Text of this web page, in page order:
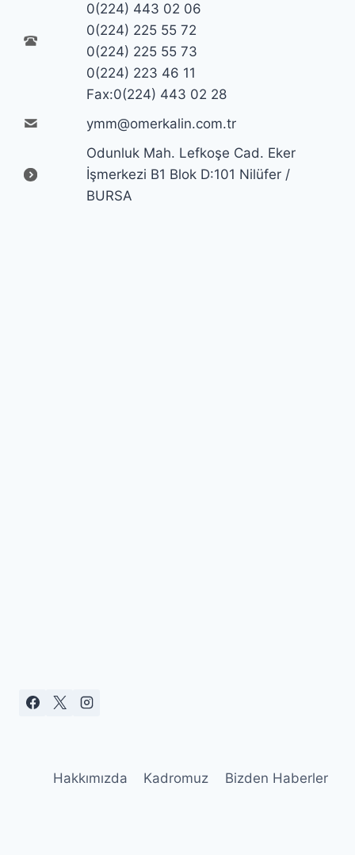
0(224) 443 02 06
0(224) 225 55 72
0(224) 225 55 73
0(224) 223 46 11
Fax:0(224) 443 02 28
ymm@omerkalin.com.tr
Odunluk Mah. Lefkoşe Cad. Eker
İşmerkezi B1 Blok D:101 Nilüfer /
BURSA
Hakkımızda Kadromuz Bizden Haberler